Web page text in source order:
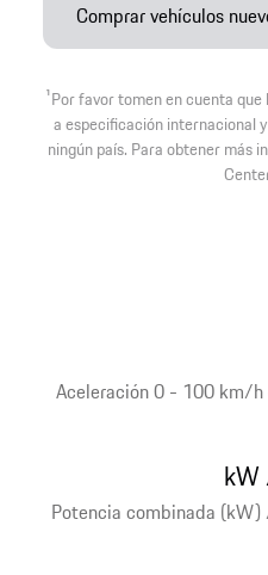
Comprar vehículos
1Por favor tomen en cuenta
a especificación internacional
ningún país. Para obtener más
Aceleración 0 - 100 km/h
Potencia combinada
kW